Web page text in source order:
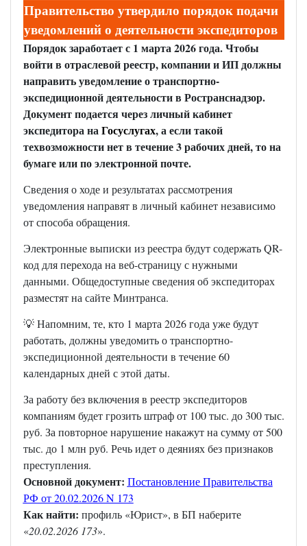
Правительство утвердило порядок подачи
уведомлений о деятельности экспедиторов
Порядок заработает с 1 марта 2026 года. Чтобы
войти в отраслевой реестр, компании и ИП должны
направить уведомление о транспортно-
экспедиционной деятельности в Ространснадзор.
Документ подается через личный кабинет
экспедитора наГосуслугах, а если такой
техвозможности нет в течение 3 рабочих дней, то на
бумаге или по электронной почте.
Сведения о ходе и результатах рассмотрения
уведомления направят в личный кабинет независимо
от способа обращения.
Электронные выписки из реестра будут содержать QR-
код для перехода на веб-страницу с нужными
данными. Общедоступные сведения об экспедиторах
разместят на сайте Минтранса.
💡 Напомним, те, кто 1 марта 2026 года уже будут
работать, должны уведомить о транспортно-
экспедиционной деятельности в течение 60
календарных дней с этой даты.
За работу без включения в реестр экспедиторов
компаниям будет грозить штраф от 100 тыс. до 300 тыс.
руб. За повторное нарушение накажут на сумму от 500
тыс. до 1 млн руб. Речь идет о деяниях без признаков
преступления.
Основной документ: Постановление Правительства
РФ от 20.02.2026 N 173
Как найти: профиль «Юрист», в БП наберите
«20.02.2026 173».